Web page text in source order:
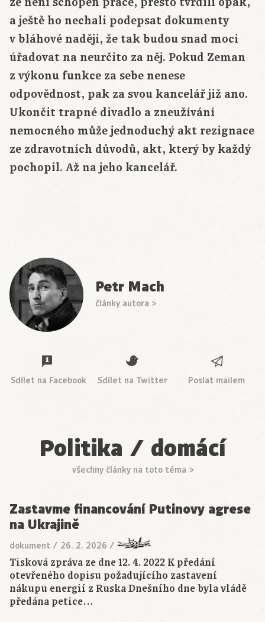
a ještě ho nechali podepsat dokumenty
v bláhové naději, že tak budou snad moci
úřadovat na neurčito za něj. Pokud Zeman
z výkonu funkce za sebe nenese
odpovědnost, pak za svou kancelář již ano.
Ukončit trapné divadlo a zneužívání
nemocného může jednoduchý akt rezignace
ze zdravotních důvodů, akt, který by každý
pochopil. Až na jeho kancelář.
Petr Mach
články autora >
Sdílet na Facebook Sdílet na Twitter Poslat mailem
Politika / domácí
všechny články na toto téma >
Zastavme financování Putinovy agrese
na Ukrajině
dokument / 26. 2. 2026 /
Tisková zpráva ze dne 12. 4. 2022 K předání
otevřeného dopisu požadujícího zastavení
nákupu energií z Ruska Dnešního dne byla vládě
předána petice…